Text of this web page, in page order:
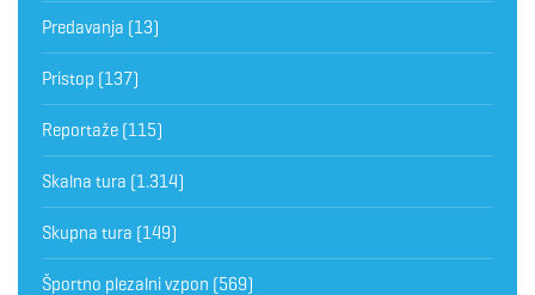
Predavanja (13)
Pristop (137)
Reportaže (115)
Skalna tura (1.314)
Skupna tura (149)
Športno plezalni vzpon (569)